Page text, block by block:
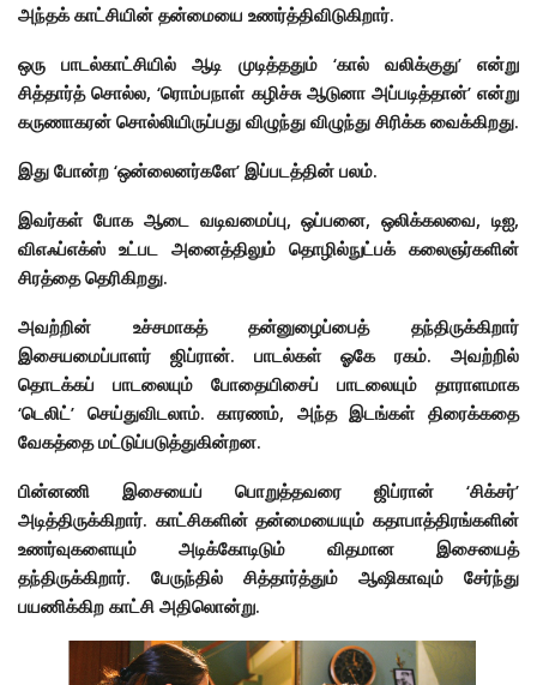
அந்தக் காட்சியின் தன்மையை உணர்த்திவிடுகிறார்.
ஒரு பாடல்காட்சியில் ஆடி முடித்ததும் ‘கால் வலிக்குது’ என்று
சித்தார்த் சொல்ல, ‘ரொம்பநாள் கழிச்சு ஆடுனா அப்படித்தான்’ என்று
கருணாகரன் சொல்லியிருப்பது விழுந்து விழுந்து சிரிக்க வைக்கிறது.
இது போன்ற ‘ஒன்லைனர்களே’ இப்படத்தின் பலம்.
இவர்கள் போக ஆடை வடிவமைப்பு, ஒப்பனை, ஒலிக்கலவை, டிஐ,
விஎஃப்எக்ஸ் உட்பட அனைத்திலும் தொழில்நுட்பக் கலைஞர்களின்
சிரத்தை தெரிகிறது.
அவற்றின் உச்சமாகத் தன்னுழைப்பைத் தந்திருக்கிறார்
இசையமைப்பாளர் ஜிப்ரான். பாடல்கள் ஓகே ரகம். அவற்றில்
தொடக்கப் பாடலையும் போதையிசைப் பாடலையும் தாராளமாக
‘டெலிட்’ செய்துவிடலாம். காரணம், அந்த இடங்கள் திரைக்கதை
வேகத்தை மட்டுப்படுத்துகின்றன.
பின்னணி இசையைப் பொறுத்தவரை ஜிப்ரான் ‘சிக்சர்’
அடித்திருக்கிறார். காட்சிகளின் தன்மையையும் கதாபாத்திரங்களின்
உணர்வுகளையும் அடிக்கோடிடும் விதமான இசையைத்
தந்திருக்கிறார். பேருந்தில் சித்தார்த்தும் ஆஷிகாவும் சேர்ந்து
பயணிக்கிற காட்சி அதிலொன்று.